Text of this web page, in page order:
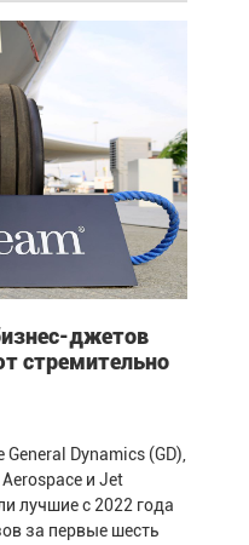
джетов
стремительно
Dynamics (GD),
и Jet
лучшие с 2022 года
за первые шесть